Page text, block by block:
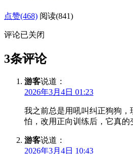
点赞(468) 阅读(841)
评论已关闭
3条评论
游客说道：
2026年3月4日 01:23
我之前总是用吼叫纠正狗狗
怕，改用正向训练后，它真的
游客说道：
2026年3月4日 10:43